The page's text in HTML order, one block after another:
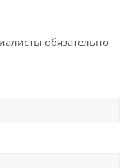
обязательно